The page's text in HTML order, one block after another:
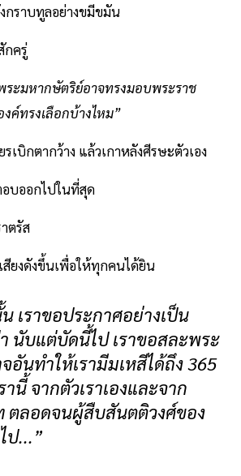
กราบทูลอย่างขมีขมัน
กครู่
ระมหากษัตริย์อาจทรงมอบพระราช
ค์ทรงเลือกบ้างไหม”
บิกตากว้าง แล้วเกาหลังศีรษะตัวเอง
บออกไปในที่สุด
ตรัส
สียงดังขึ้นเพื่อให้ทุกคนได้ยิน
เราขอประกาศอย่างเป็น
นับแต่บัดนี้ไป เราขอสละพระ
อันทำให้เรามีมเหสีได้ถึง 365
านี้ จากตัวเราเองและจาก
ตลอดจนผู้สืบสันตติวงศ์ของ
ป...”